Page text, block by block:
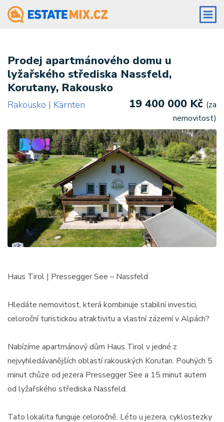
Prodej apartmánového domu u
lyžařského střediska Nassfeld,
Korutany, Rakousko
Rakousko | Kärnten 19 400 000 Kč (za
nemovitost)
Haus Tirol | Pressegger See – Nassfeld
Hledáte nemovitost, která kombinuje stabilní investici,
celoroční turistickou atraktivitu a vlastní zázemí v Alpách?
Nabízíme apartmánový dům Haus Tirol v jedné z
nejvyhledávanějších oblastí rakouských Korutan. Pouhých 5
minut chůze od jezera Pressegger See a 15 minut autem
od lyžařského střediska Nassfeld.
Tato lokalita funguje celoročně. Léto u jezera, cyklostezky